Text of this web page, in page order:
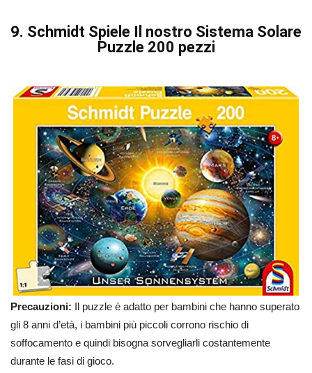
9. Schmidt Spiele Il nostro Sistema Solare
Puzzle 200 pezzi
Precauzioni: Il puzzle è adatto per bambini che hanno superato
gli 8 anni d’età, i bambini più piccoli corrono rischio di
soffocamento e quindi bisogna sorvegliarli costantemente
durante le fasi di gioco.